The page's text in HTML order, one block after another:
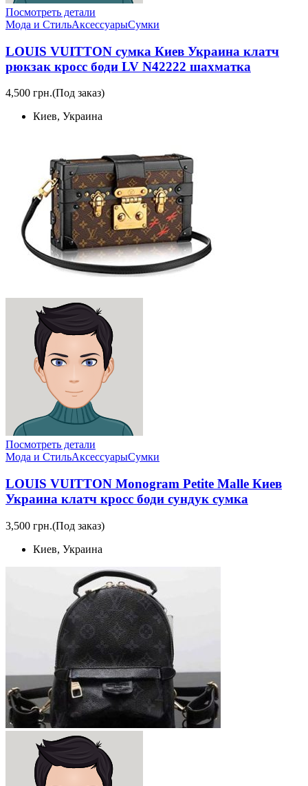
Посмотреть детали
Мода и СтильАксессуарыСумки
LOUIS VUITTON сумка Киев Украина клатч
рюкзак кросс боди LV N42222 шахматка
4,500 грн.(Под заказ)
Киев, Украина
Посмотреть детали
Мода и СтильАксессуарыСумки
LOUIS VUITTON Monogram Petite Malle Киев
Украина клатч кросс боди сундук сумка
3,500 грн.(Под заказ)
Киев, Украина